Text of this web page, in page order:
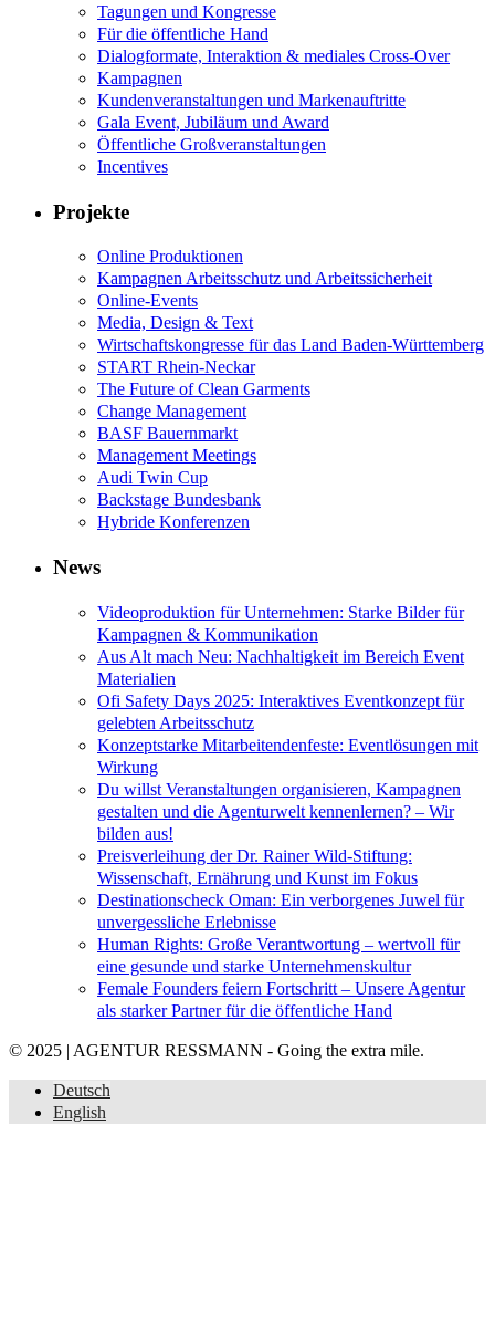
Tagungen und Kongresse
Für die öffentliche Hand
Dialogformate, Interaktion & mediales Cross-Over
Kampagnen
Kundenveranstaltungen und Markenauftritte
Gala Event, Jubiläum und Award
Öffentliche Großveranstaltungen
Incentives
Projekte
Online Produktionen
Kampagnen Arbeitsschutz und Arbeitssicherheit
Online-Events
Media, Design & Text
Wirtschaftskongresse für das Land Baden-Württemberg
START Rhein-Neckar
The Future of Clean Garments
Change Management
BASF Bauernmarkt
Management Meetings
Audi Twin Cup
Backstage Bundesbank
Hybride Konferenzen
News
Videoproduktion für Unternehmen: Starke Bilder für
Kampagnen & Kommunikation
Aus Alt mach Neu: Nachhaltigkeit im Bereich Event
Materialien
Ofi Safety Days 2025: Interaktives Eventkonzept für
gelebten Arbeitsschutz
Konzeptstarke Mitarbeitendenfeste: Eventlösungen mit
Wirkung
Du willst Veranstaltungen organisieren, Kampagnen
gestalten und die Agenturwelt kennenlernen? – Wir
bilden aus!
Preisverleihung der Dr. Rainer Wild-Stiftung:
Wissenschaft, Ernährung und Kunst im Fokus
Destinationscheck Oman: Ein verborgenes Juwel für
unvergessliche Erlebnisse
Human Rights: Große Verantwortung – wertvoll für
eine gesunde und starke Unternehmenskultur
Female Founders feiern Fortschritt – Unsere Agentur
als starker Partner für die öffentliche Hand
© 2025 | AGENTUR RESSMANN - Going the extra mile.
Deutsch
English